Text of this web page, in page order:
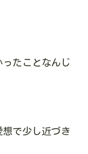
たことなんじ
で少し近づき